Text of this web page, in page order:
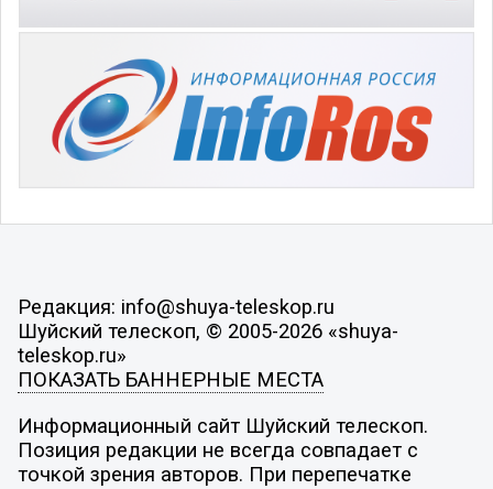
Редакция: info@shuya-teleskop.ru
Шуйский телескоп, © 2005-2026 «shuya-
teleskop.ru»
ПОКАЗАТЬ БАННЕРНЫЕ МЕСТА
Информационный сайт Шуйский телескоп.
Позиция редакции не всегда совпадает с
точкой зрения авторов. При перепечатке